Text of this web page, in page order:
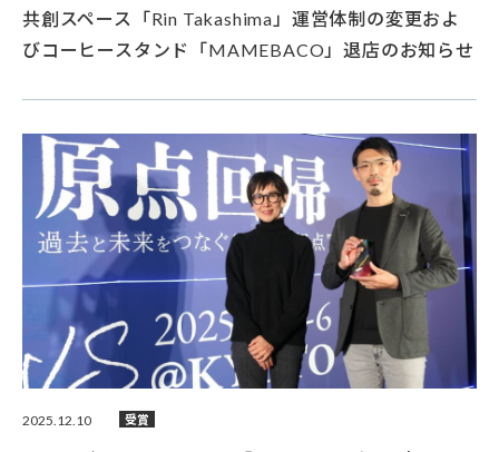
共創スペース「Rin Takashima」運営体制の変更およ
びコーヒースタンド「MAMEBACO」退店のお知らせ
2025.12.10 受賞